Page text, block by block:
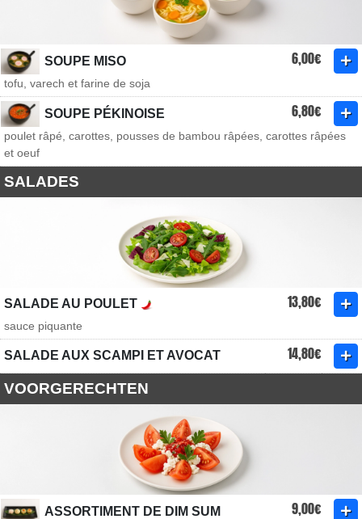
SOUPE MISO 6,00€
tofu, varech et farine de soja
SOUPE PÉKINOISE 6,80€
poulet râpé, carottes, pousses de bambou râpées, carottes râpées
et oeuf
SALADES
SALADE AU POULET 13,80€
sauce piquante
SALADE AUX SCAMPI ET AVOCAT 14,80€
VOORGERECHTEN
ASSORTIMENT DE DIM SUM 9,00€